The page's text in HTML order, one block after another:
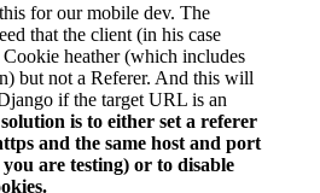
for our mobile dev. The
that the client (in his case
Cookie heather (which includes
but not a Referer. And this will
if the target URL is an
is to either set a referer
and the same host and port
are testing) or to disable